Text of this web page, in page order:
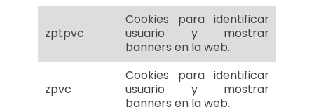
zptpvc
Cookies para identificar
usuario y mostrar
banners en la web.
zpvc
Cookies para identificar
usuario y mostrar
banners en la web.